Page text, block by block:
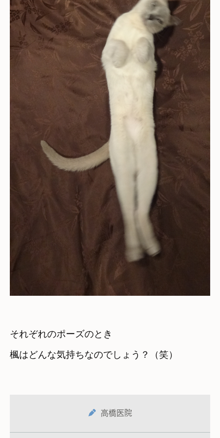
それぞれのポーズのとき
楓はどんな気持ちなのでしょう？（笑）
高橋医院